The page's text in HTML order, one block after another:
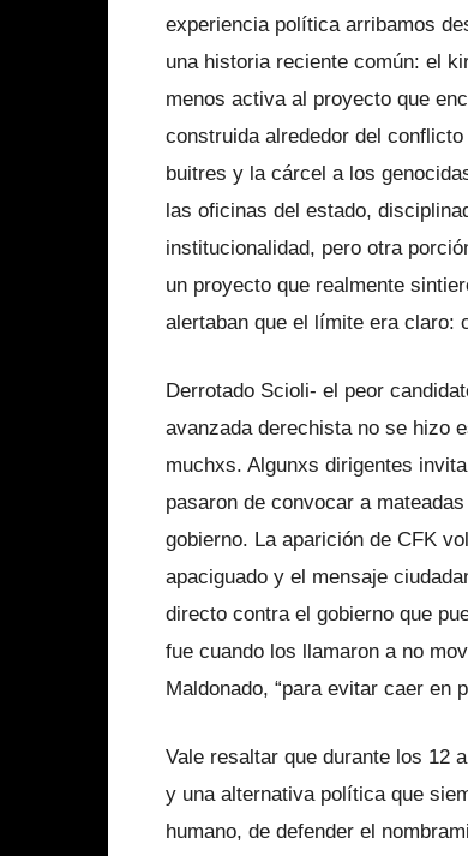
experiencia política arribamos
una historia reciente común: el
menos activa al proyecto que
construida alrededor del
buitres y la cárcel a los
las oficinas del estado,
institucionalidad, pero otra
un proyecto que realmente
alertaban que el límite era claro:
Derrotado Scioli- el peor
avanzada derechista no se hizo
muchxs. Algunxs dirigentes
pasaron de convocar a
gobierno. La aparición de CFK
apaciguado y el mensaje
directo contra el gobierno que
fue cuando los llamaron a no
Maldonado, “para evitar caer en
Vale resaltar que durante los 12
y una alternativa política que
humano, de defender el